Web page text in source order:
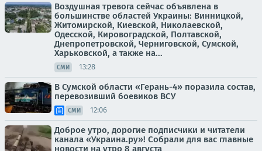
Воздушная тревога сейчас объявлена в
большинстве областей Украины: Винницкой,
Житомирской, Киевской, Николаевской,
Одесской, Кировоградской, Полтавской,
Днепропетровской, Черниговской, Сумской,
Харьковской, а также на...
СМИ 13:28
В Сумской области «Герань-4» поразила состав,
перевозивший боевиков ВСУ
СМИ 12:06
Доброе утро, дорогие подписчики и читатели
канала «Украина.ру»! Собрали для вас главные
новости на утро 8 августа